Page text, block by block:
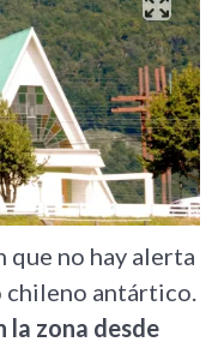
que no hay alerta
antártico.
la zona desde